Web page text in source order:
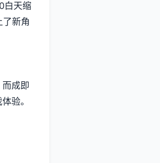
白天缩
新角
成即
验。